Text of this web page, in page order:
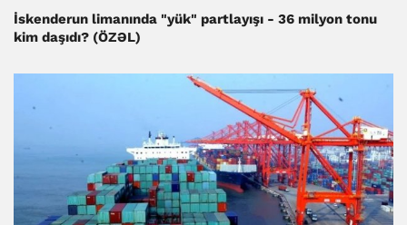
İskenderun limanında "yük" partlayışı - 36 milyon tonu
kim daşıdı? (ÖZƏL)